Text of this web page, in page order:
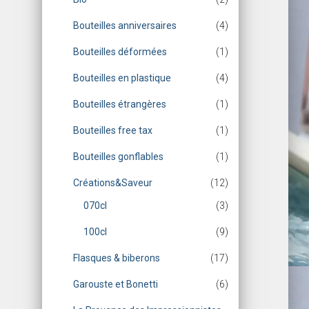
Bouteilles anniversaires (4)
Bouteilles déformées (1)
Bouteilles en plastique (4)
Bouteilles étrangères (1)
Bouteilles free tax (1)
Bouteilles gonflables (1)
Créations&Saveur (12)
070cl (3)
100cl (9)
Flasques & biberons (17)
Garouste et Bonetti (6)